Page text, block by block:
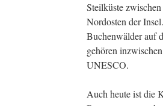
Steilküste
Nordosten der
Buchenwälder auf
gehören
UNESCO.
Auch heute ist die